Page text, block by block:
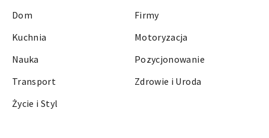
Dom
Firmy
Kuchnia
Motoryzacja
Nauka
Pozycjonowanie
Transport
Zdrowie i Uroda
Życie i Styl